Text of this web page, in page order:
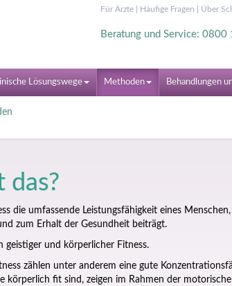
Für Ärzte| Häufige Fragen Über
Beratung und Service:
Lösungswege Methoden Behandlungen
das?
die umfassende Leistungsfähigkeit eines
zum Erhalt der Gesundheit beiträgt.
geistiger und körperlicher Fitness.
zählen unter anderem eine gute
körperlich fit sind, zeigen im Rahmen der